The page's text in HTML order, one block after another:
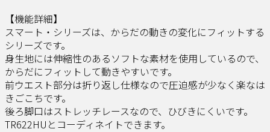
【機能詳細】​
スマート・シリーズは、からだの動きの変化にフィットする
シリーズです。
​ 身生地には伸縮性のあるソフトな素材を使用しているので、
からだにフィットして動きやすいです。​
前ウエスト部分は折り返し仕様なので圧迫感が少なく楽なは
きごこちです。​
後ろ脚口はストレッチレースなので、ひびきにくいです。​
TR622HUとコーディネイトできます。​ ​